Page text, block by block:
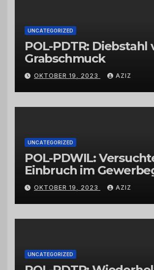
UNCATEGORIZED
POL-PDTR: Diebstahl
Grabschmuck
OKTOBER 19, 2023 AZIZ
UNCATEGORIZED
POL-PDWIL:
Einbruch im
Wittlich
OKTOBER 19, 2023 AZIZ
UNCATEGORIZED